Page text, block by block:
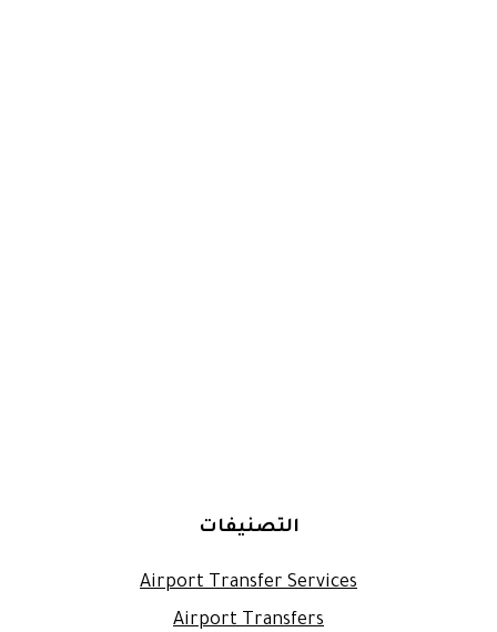
التصنيفات
Airport Transfer Services
Airport Transfers